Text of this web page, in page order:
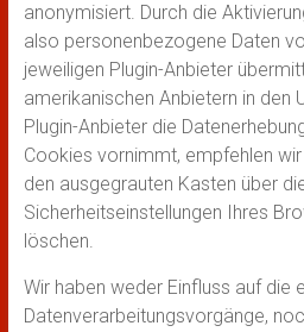
anonymisiert. Durch die
also personenbezogene Daten
jeweiligen Plugin-Anbieter
amerikanischen Anbietern in den
Plugin-Anbieter die
Cookies vornimmt, empfehlen
den ausgegrauten Kasten über
Sicherheitseinstellungen Ihres
löschen.
Wir haben weder Einfluss auf die
Datenverarbeitungsvorgänge,